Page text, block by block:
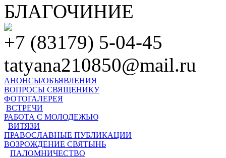
БЛАГОЧИНИЕ
+7 (83179) 5-04-45
tatyana210850@mail.ru
АНОНСЫ/ОБЪЯВЛЕНИЯ
ВОПРОСЫ СВЯЩЕНИКУ
ФОТОГАЛЕРЕЯ
ВСТРЕЧИ
РАБОТА С МОЛОДЕЖЬЮ
ВИТЯЗИ
ПРАВОСЛАВНЫЕ ПУБЛИКАЦИИ
ВОЗРОЖДЕНИЕ СВЯТЫНЬ
ПАЛОМНИЧЕСТВО